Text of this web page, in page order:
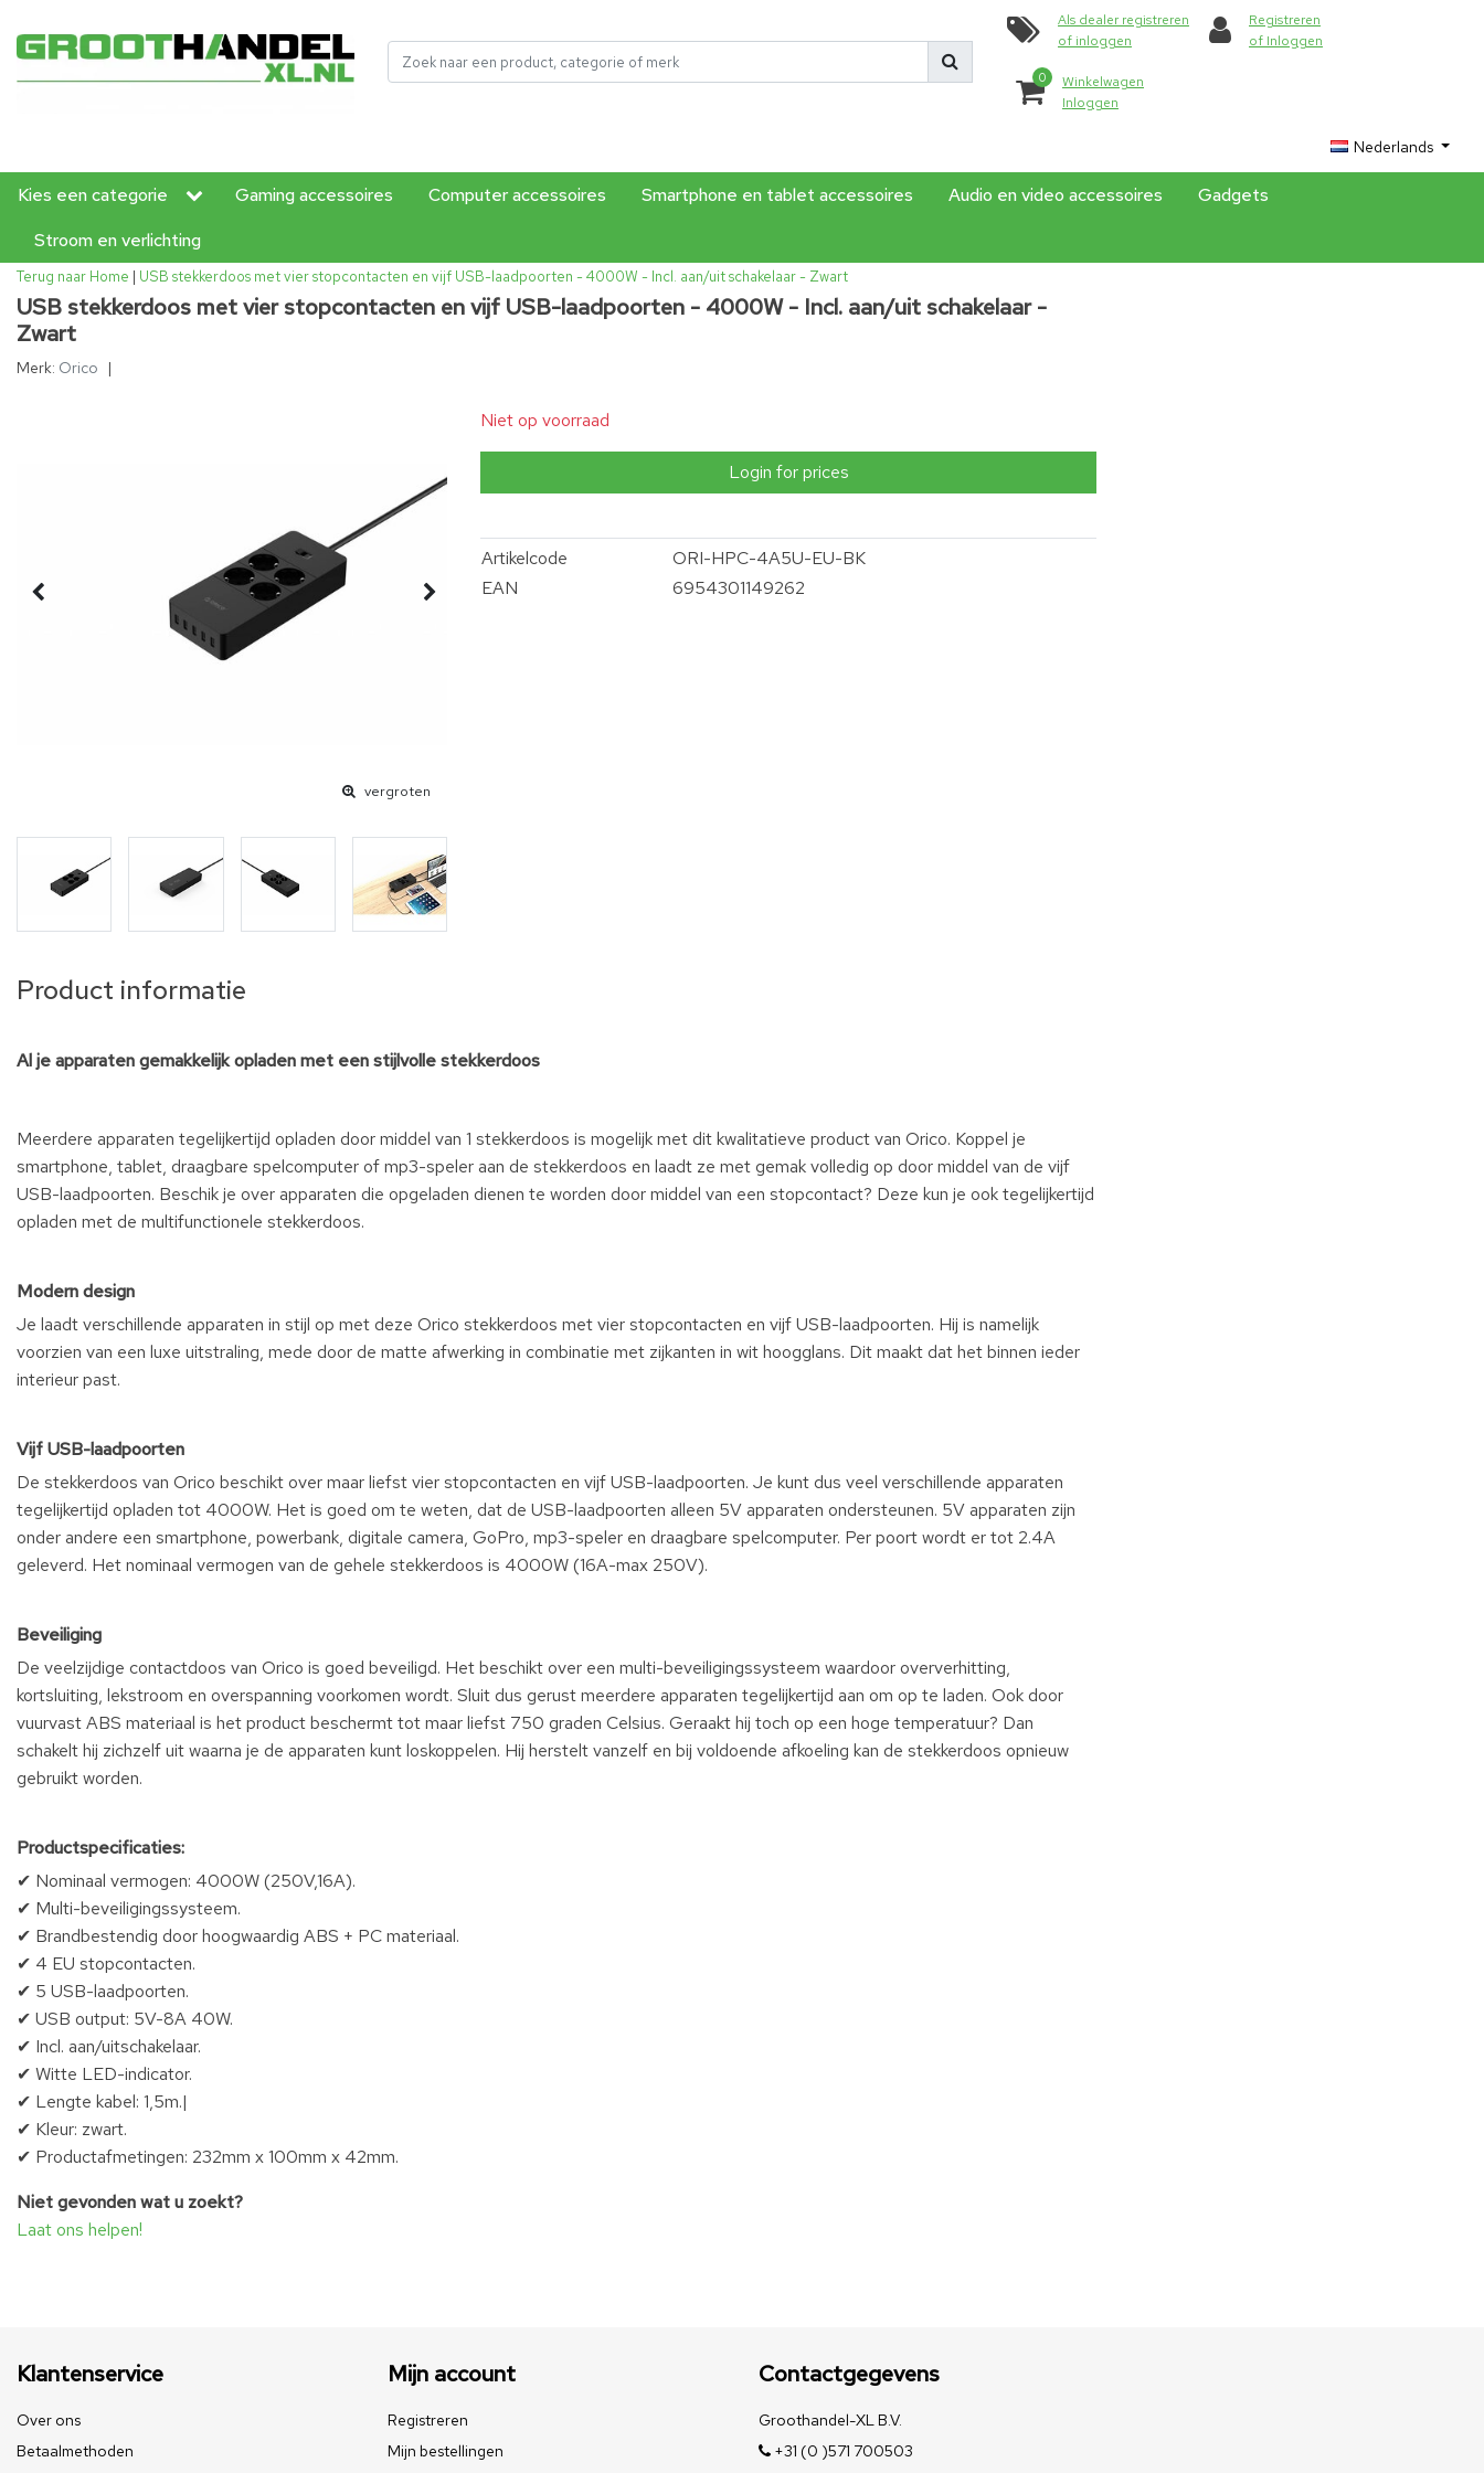
Als dealer registreren
of inloggen
Registreren
of Inloggen
0
Winkelwagen
Inloggen
Nederlands
Kies een categorie Gaming accessoires Computer accessoires Smartphone en tablet accessoires Audio en video accessoires
Gadgets
Stroom en verlichting
Terug naar Home | USB stekkerdoos met vier stopcontacten en vijf USB-laadpoorten - 4000W - Incl. aan/uit schakelaar - Zwart
USB stekkerdoos met vier stopcontacten en vijf USB-laadpoorten - 4000W - Incl. aan/uit schakelaar -
Zwart
Merk: Orico |
vergroten
Niet op voorraad
Login for prices
Artikelcode
ORI-HPC-4A5U-EU-BK
EAN
6954301149262
Product informatie
Al je apparaten gemakkelijk opladen met een stijlvolle stekkerdoos
Meerdere apparaten tegelijkertijd opladen door middel van 1 stekkerdoos is mogelijk met dit kwalitatieve product van Orico. Koppel je
smartphone, tablet, draagbare spelcomputer of mp3-speler aan de stekkerdoos en laadt ze met gemak volledig op door middel van de vijf
USB-laadpoorten. Beschik je over apparaten die opgeladen dienen te worden door middel van een stopcontact? Deze kun je ook tegelijkertijd
opladen met de multifunctionele stekkerdoos.
Modern design
Je laadt verschillende apparaten in stijl op met deze Orico stekkerdoos met vier stopcontacten en vijf USB-laadpoorten. Hij is namelijk
voorzien van een luxe uitstraling, mede door de matte afwerking in combinatie met zijkanten in wit hoogglans. Dit maakt dat het binnen ieder
interieur past.
Vijf USB-laadpoorten
De stekkerdoos van Orico beschikt over maar liefst vier stopcontacten en vijf USB-laadpoorten. Je kunt dus veel verschillende apparaten
tegelijkertijd opladen tot 4000W. Het is goed om te weten, dat de USB-laadpoorten alleen 5V apparaten ondersteunen. 5V apparaten zijn
onder andere een smartphone, powerbank, digitale camera, GoPro, mp3-speler en draagbare spelcomputer. Per poort wordt er tot 2.4A
geleverd. Het nominaal vermogen van de gehele stekkerdoos is 4000W (16A-max 250V).
Beveiliging
De veelzijdige contactdoos van Orico is goed beveiligd. Het beschikt over een multi-beveiligingssysteem waardoor oververhitting,
kortsluiting, lekstroom en overspanning voorkomen wordt. Sluit dus gerust meerdere apparaten tegelijkertijd aan om op te laden. Ook door
vuurvast ABS materiaal is het product beschermt tot maar liefst 750 graden Celsius. Geraakt hij toch op een hoge temperatuur? Dan
schakelt hij zichzelf uit waarna je de apparaten kunt loskoppelen. Hij herstelt vanzelf en bij voldoende afkoeling kan de stekkerdoos opnieuw
gebruikt worden.
Productspecificaties:
✔ Nominaal vermogen: 4000W (250V,16A).
✔ Multi-beveiligingssysteem.
✔ Brandbestendig door hoogwaardig ABS + PC materiaal.
✔ 4 EU stopcontacten.
✔ 5 USB-laadpoorten.
✔ USB output: 5V-8A 40W.
✔ Incl. aan/uitschakelaar.
✔ Witte LED-indicator.
✔ Lengte kabel: 1,5m.|
✔ Kleur: zwart.
✔ Productafmetingen: 232mm x 100mm x 42mm.
Niet gevonden wat u zoekt?
Laat ons helpen!
Klantenservice
Over ons
Betaalmethoden
Mijn account
Registreren
Mijn bestellingen
Contactgegevens
Groothandel-XL B.V.
+31 (0 )571 700503